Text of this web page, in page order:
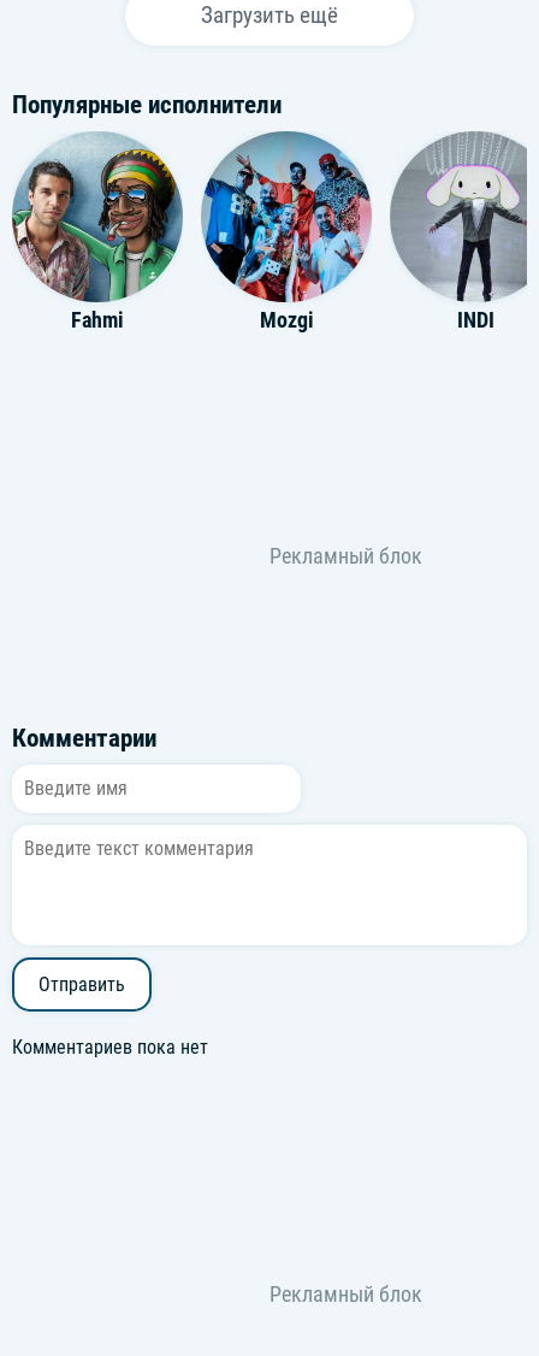
Загрузить ещё
Популярные исполнители
Fahmi Mozgi INDI
Комментарии
Отправить
Комментариев пока нет